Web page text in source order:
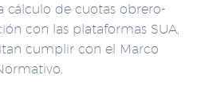
cálculo de cuotas obrero-
con las plataformas SUA,
cumplir con el Marco